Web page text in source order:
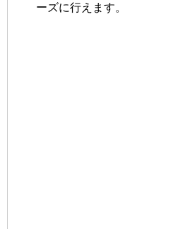
ーズに行えます。